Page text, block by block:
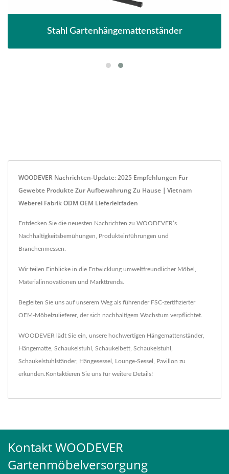
Stahl Gartenhängemattenständer
WOODEVER Nachrichten-Update: 2025 Empfehlungen Für
Gewebte Produkte Zur Aufbewahrung Zu Hause｜Vietnam
Weberei Fabrik ODM OEM Lieferleitfaden
Entdecken Sie die neuesten Nachrichten zu WOODEVER’s
Nachhaltigkeitsbemühungen, Produkteinführungen und
Branchenmessen.
Wir teilen Einblicke in die Entwicklung umweltfreundlicher Möbel,
Materialinnovationen und Markttrends.
Begleiten Sie uns auf unserem Weg als führender FSC-zertifizierter
OEM-Möbelzulieferer, der sich nachhaltigem Wachstum verpflichtet.
WOODEVER lädt Sie ein, unsere hochwertigen Hängemattenständer,
Hängematte, Schaukelstuhl , Schaukelbett, Schaukelstuhl ,
Schaukelstuhlständer, Hängesessel , Lounge-Sessel , Pavillon zu
erkunden. Kontaktieren Sie uns für weitere Details!
Kontakt WOODEVER
Gartenmöbelversorgung